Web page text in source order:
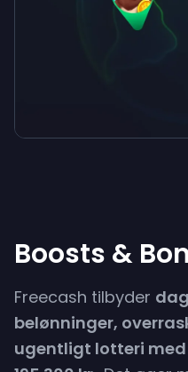
Boosts &
Freecash tilbyder
belønninger,
ugentligt lotteri